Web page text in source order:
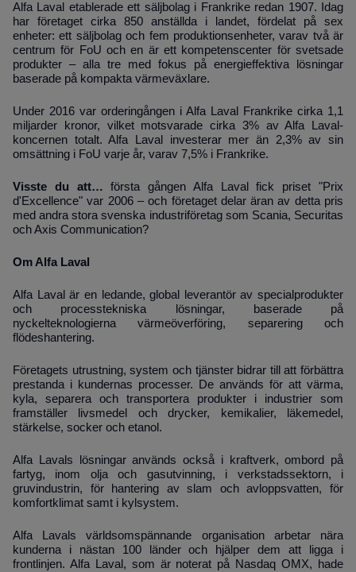
Alfa Laval etablerade ett säljbolag i Frankrike redan 1907. Idag
har företaget cirka 850 anställda i landet, fördelat på sex
enheter: ett säljbolag och fem produktionsenheter, varav två är
centrum för FoU och en är ett kompetenscenter för svetsade
produkter – alla tre med fokus på energieffektiva lösningar
baserade på kompakta värmeväxlare.
Under 2016 var orderingången i Alfa Laval Frankrike cirka 1,1
miljarder kronor, vilket motsvarade cirka 3% av Alfa Laval-
koncernen totalt. Alfa Laval investerar mer än 2,3% av sin
omsättning i FoU varje år, varav 7,5% i Frankrike.
Visste du att… första gången Alfa Laval fick priset "Prix
d'Excellence" var 2006 – och företaget delar äran av detta pris
med andra stora svenska industriföretag som Scania, Securitas
och Axis Communication?
Om Alfa Laval
Alfa Laval är en ledande, global leverantör av specialprodukter
och processtekniska lösningar, baserade på
nyckelteknologierna värmeöverföring, separering och
flödeshantering.
Företagets utrustning, system och tjänster bidrar till att förbättra
prestanda i kundernas processer. De används för att värma,
kyla, separera och transportera produkter i industrier som
framställer livsmedel och drycker, kemikalier, läkemedel,
stärkelse, socker och etanol.
Alfa Lavals lösningar används också i kraftverk, ombord på
fartyg, inom olja och gasutvinning, i verkstadssektorn, i
gruvindustrin, för hantering av slam och avloppsvatten, för
komfortklimat samt i kylsystem.
Alfa Lavals världsomspännande organisation arbetar nära
kunderna i nästan 100 länder och hjälper dem att ligga i
frontlinjen. Alfa Laval, som är noterat på Nasdaq OMX, hade